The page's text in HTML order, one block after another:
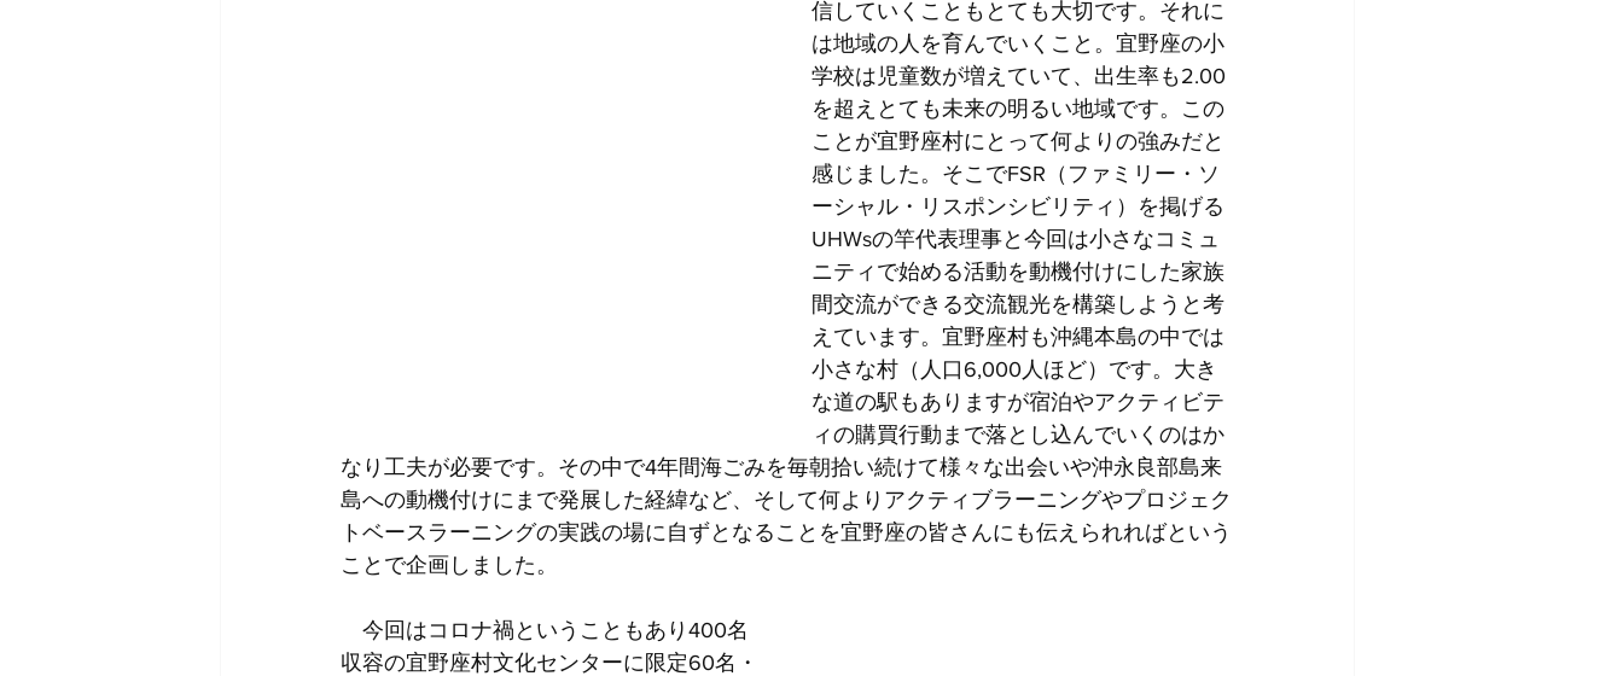
信していくこともとても大切です。それに
は地域の人を育んでいくこと。宜野座の小
学校は児童数が増えていて、出生率も2.00
を超えとても未来の明るい地域です。この
ことが宜野座村にとって何よりの強みだと
感じました。そこでFSR（ファミリー・ソ
ーシャル・リスポンシビリティ）を掲げる
UHWsの竿代表理事と今回は小さなコミュ
ニティで始める活動を動機付けにした家族
間交流ができる交流観光を構築しようと考
えています。宜野座村も沖縄本島の中では
小さな村（人口6,000人ほど）です。大き
な道の駅もありますが宿泊やアクティビテ
ィの購買行動まで落とし込んでいくのはか
なり工夫が必要です。その中で4年間海ごみを毎朝拾い続けて様々な出会いや沖永良部島来
島への動機付けにまで発展した経緯など、そして何よりアクティブラーニングやプロジェク
トベースラーニングの実践の場に自ずとなることを宜野座の皆さんにも伝えられればという
ことで企画しました。
今回はコロナ禍ということもあり400名
収容の宜野座村文化センターに限定60名・